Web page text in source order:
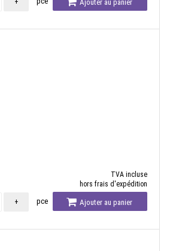
Ajouter au panier
TVA incluse
hors frais d'expédition
+ pce Ajouter au panier